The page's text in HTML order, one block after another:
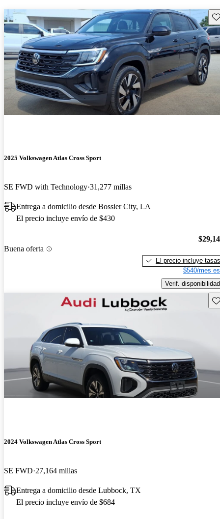
2025 Volkswagen Atlas Cross Sport
SE FWD with Technology 31,277 millas
Entrega a domicilio desde Bossier City, LA
El precio incluye envío de $430
Buena oferta
El precio incluye tasas
$540/mes
Verif. disponibilidad
2024 Volkswagen Atlas Cross Sport
SE FWD 27,164 millas
Entrega a domicilio desde Lubbock, TX
El precio incluye envío de $684